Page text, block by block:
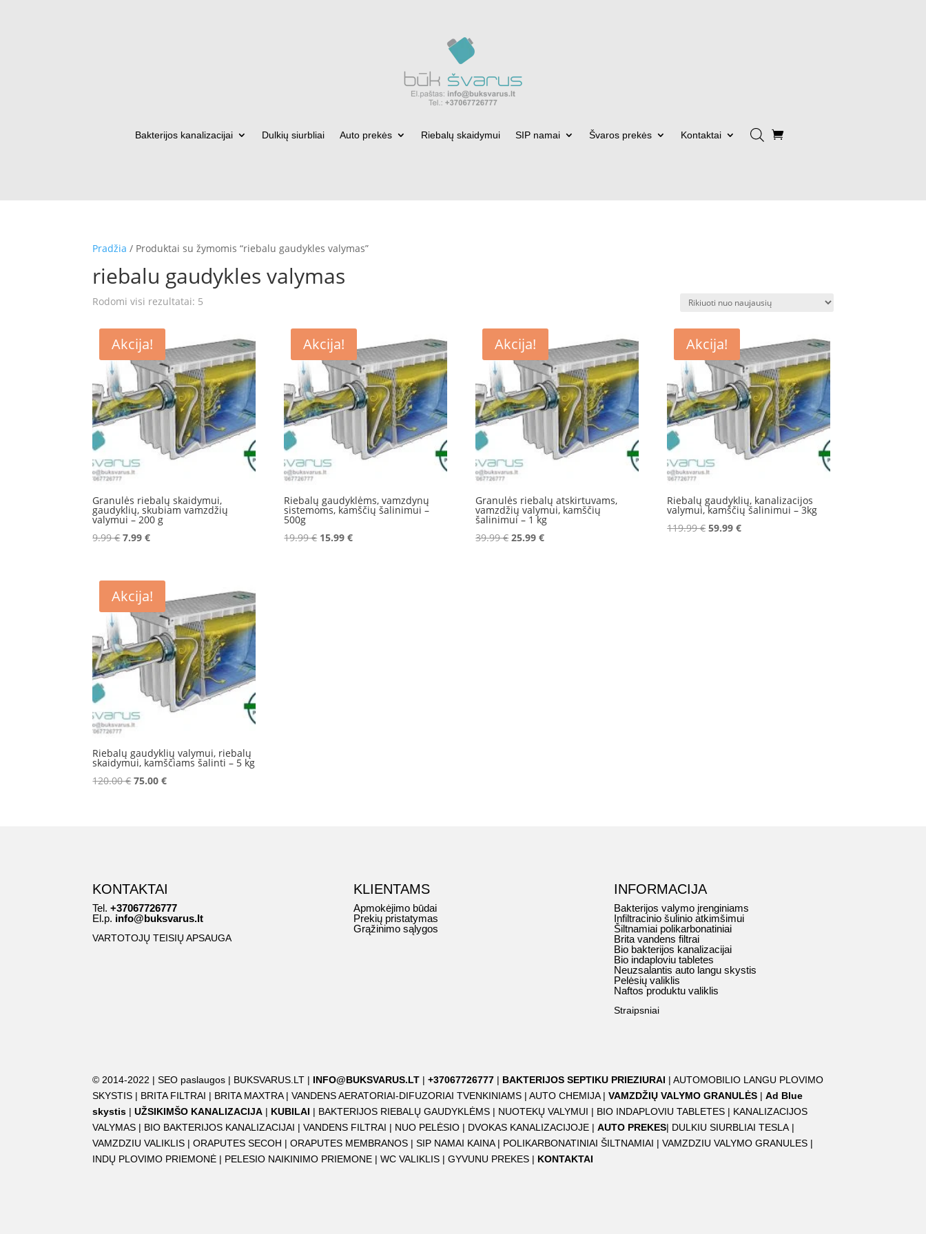
Bakterijos kanalizacijai Dulkių siurbliai Auto prekės Riebalų skaidymui SIP namai Švaros prekės Kontaktai
Pradžia / Produktai su žymomis “riebalu gaudykles valymas”
riebalu gaudykles valymas
Rodomi visi rezultatai: 5
Akcija!
Granulės riebalų skaidymui,
gaudyklių, skubiam vamzdžių
valymui – 200 g
9.99€Original
9.99 €.
7.99€Current
7.99 €.
Akcija!
Riebalų gaudyklėms, vamzdynų
sistemoms, kamščių šalinimui –
500g
19.99€ Original
15.99€Current
Akcija!
Granulės riebalų atskirtuvams,
vamzdžių valymui, kamščių
šalinimui – 1 kg
39.99€Original
25.99€Current
Akcija!
Riebalų gaudyklių, kanalizacijos
valymui, kamščių šalinimui – 3kg
119.99€ Original
59.99€Current
Akcija!
Riebalų gaudyklių valymui, riebalų
skaidymui, kamščiams šalinti – 5 kg
120.00€Original
75.00€Current
KONTAKTAI
Tel.+37067726777
El.p. info@buksvarus.lt
VARTOTOJŲ TEISIŲ APSAUGA
KLIENTAMS
Apmokėjimo būdai
Prekių pristatymas
Grąžinimo sąlygos
INFORMACIJA
Bakterijos valymo įrenginiams
Infiltracinio šulinio atkimšimui
Šiltnamiai polikarbonatiniai
Brita vandens filtrai
Bio bakterijos kanalizacijai
Bio indaploviu tabletes
Neuzsalantis auto langu skystis
Pelėsių valiklis
Naftos produktu valiklis
Straipsniai
© 2014-2022 |SEO paslaugos | BUKSVARUS.LT | INFO@BUKSVARUS.LT |+37067726777 | BAKTERIJOS SEPTIKU PRIEZIURAI |AUTOMOBILIO LANGU PLOVIMO
SKYSTIS | BRITA FILTRAI | BRITA MAXTRA|VANDENS AERATORIAI-DIFUZORIAI TVENKINIAMS |AUTO CHEMIJA |VAMZDŽIŲ VALYMO GRANULĖS |Ad Blue
skystis |UŽSIKIMŠO KANALIZACIJA | KUBILAI | BAKTERIJOS RIEBALŲ GAUDYKLĖMS | NUOTEKŲ VALYMUI | BIO INDAPLOVIU TABLETES | KANALIZACIJOS
VALYMAS | BIO BAKTERIJOS KANALIZACIJAI |VANDENS FILTRAI | NUO PELĖSIO | DVOKAS KANALIZACIJOJE |AUTO PREKES| DULKIU SIURBLIAI TESLA |
VAMZDZIU VALIKLIS |ORAPUTES SECOH |ORAPUTES MEMBRANOS |SIP NAMAI KAINA | POLIKARBONATINIAI ŠILTNAMIAI |VAMZDZIU VALYMO GRANULES |
INDŲ PLOVIMO PRIEMONĖ | PELESIO NAIKINIMO PRIEMONE |WC VALIKLIS |GYVUNU PREKES | KONTAKTAI